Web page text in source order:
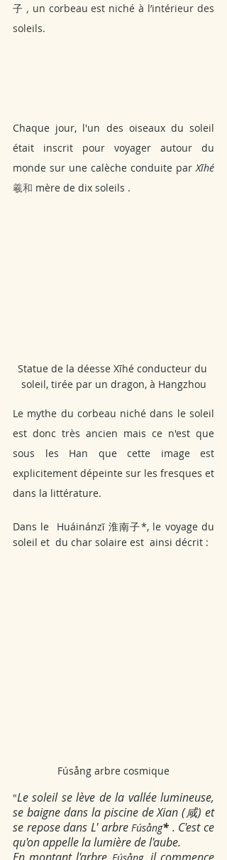
子 , un corbeau est niché à l’intérieur des
soleils.
Chaque jour, l'un des oiseaux du soleil
était inscrit pour voyager autour du
monde sur une calèche conduite par
羲和 mère de dix soleils .
Statue de la déesse Xīhé conducteur du
soleil, tirée par un dragon, à Hangzhou
Le mythe du corbeau niché dans le soleil
est donc très ancien mais ce n'est que
sous les Han que cette image est
explicitement dépeinte sur les fresques et
dans la littérature.
Dans le  Huáinánzǐ 淮南子*, le voyage du
soleil et  du char solaire est  ainsi décrit :
Fúsång arbre cosmique
"Le soleil se lève de la vallée lumineuse,
se baigne dans la piscine de Xian (咸) et
se repose dans L' arbre Fúsång* . C'est ce
qu'on appelle la lumière de l'aube.